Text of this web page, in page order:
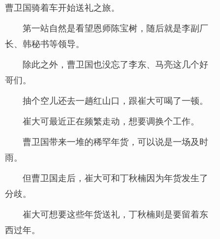
曹卫国骑着车开始送礼之旅。
第一站自然是看望恩师陈宝树，随后就是李副厂
长、韩秘书等领导。
除此之外，曹卫国也没忘了李东、马亮这几个好
哥们。
抽个空儿还去一趟红山口，跟崔大可喝了一顿。
崔大可最近正在频繁走动，想要调换个工作。
曹卫国带来一堆的稀罕年货，可以说是一场及时
雨。
但曹卫国走后，崔大可和丁秋楠因为年货发生了
分歧。
崔大可想要这些年货送礼，丁秋楠则是要留着东
西过年。